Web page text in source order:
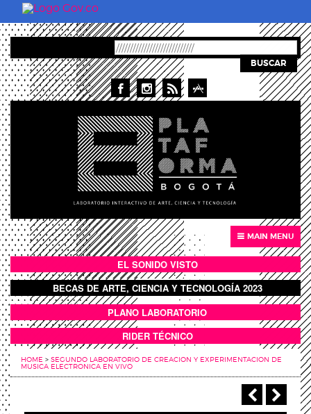
Pasar al contenido principal
BUSCAR
MAIN MENU
BOTÓN SONIDO VISTO
EL SONIDO VISTO
BOTON DOMO LLENO
BECAS DE ARTE, CIENCIA Y TECNOLOGÍA 2023
ANEXOS
PLANO LABORATORIO
RIDER TÉCNICO
HOME > SEGUNDO LABORATORIO DE CREACION Y EXPERIMENTACION DE
MUSICA ELECTRONICA EN VIVO
‹